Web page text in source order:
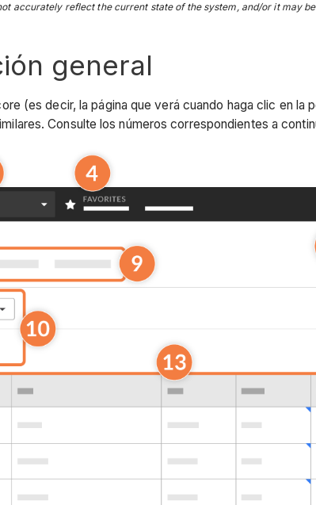
accurately reflect the current state of the system, and/or it may
general
(es decir, la página que verá cuando haga clic en la
Consulte los números correspondientes a